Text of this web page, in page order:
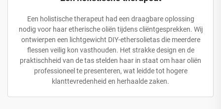
Een holistische therapeut had een draagbare oplossing
nodig voor haar etherische oliën tijdens cliëntgesprekken. Wij
ontwierpen een lichtgewicht DIY-ethersolietas die meerdere
flessen veilig kon vasthouden. Het strakke design en de
praktischheid van de tas stelden haar in staat om haar oliën
professioneel te presenteren, wat leidde tot hogere
klanttevredenheid en herhaalde zaken.